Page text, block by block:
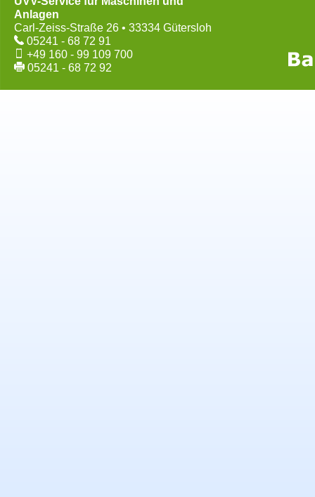
Anlagen
Carl-Zeiss-Straße 26 • 33334 Gütersloh
05241 - 68 72 91
+49 160 - 99 109 700
05241 - 68 72 92